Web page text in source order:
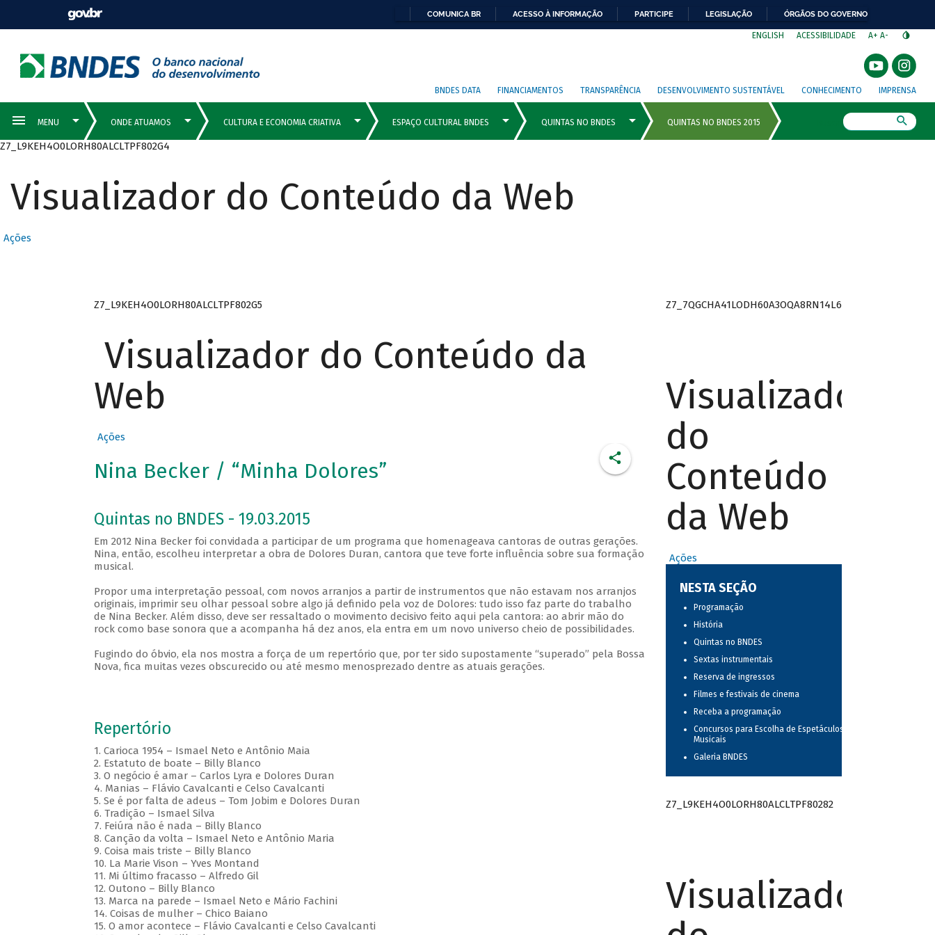
COMUNICA BR ACESSO À INFORMAÇÃO PARTICIPE LEGISLAÇÃO ÓRGÃOS DO GOVERNO
ENGLISH ACESSIBILIDADE A+ A-
BNDES DATA FINANCIAMENTOS TRANSPARÊNCIA DESENVOLVIMENTO SUSTENTÁVEL CONHECIMENTO IMPRENSA
Z7_L9KEH4O0LORH80ALCLTPF802G4
Visualizador do Conteúdo da Web
Ações
Z7_L9KEH4O0LORH80ALCLTPF802G5
Visualizador do Conteúdo da
Web
Ações
Nina Becker / “Minha Dolores”
Quintas no BNDES - 19.03.2015
Em 2012 Nina Becker foi convidada a participar de um programa que homenageava cantoras de outras gerações.
Nina, então, escolheu interpretar a obra de Dolores Duran, cantora que teve forte influência sobre sua formação
musical.
Propor uma interpretação pessoal, com novos arranjos a partir de instrumentos que não estavam nos arranjos
originais, imprimir seu olhar pessoal sobre algo já definido pela voz de Dolores: tudo isso faz parte do trabalho
de Nina Becker. Além disso, deve ser ressaltado o movimento decisivo feito aqui pela cantora: ao abrir mão do
rock como base sonora que a acompanha há dez anos, ela entra em um novo universo cheio de possibilidades.
Fugindo do óbvio, ela nos mostra a força de um repertório que, por ter sido supostamente “superado” pela Bossa
Nova, fica muitas vezes obscurecido ou até mesmo menosprezado dentre as atuais gerações.
Repertório
1. Carioca 1954 – Ismael Neto e Antônio Maia
2. Estatuto de boate – Billy Blanco
3. O negócio é amar – Carlos Lyra e Dolores Duran
4. Manias – Flávio Cavalcanti e Celso Cavalcanti
5. Se é por falta de adeus – Tom Jobim e Dolores Duran
6. Tradição – Ismael Silva
7. Feiúra não é nada – Billy Blanco
8. Canção da volta – Ismael Neto e Antônio Maria
9. Coisa mais triste – Billy Blanco
10. La Marie Vison – Yves Montand
11. Mi último fracasso – Alfredo Gil
12. Outono – Billy Blanco
13. Marca na parede – Ismael Neto e Mário Fachini
14. Coisas de mulher – Chico Baiano
15. O amor acontece – Flávio Cavalcanti e Celso Cavalcanti
Z7_7QGCHA41LODH60A3OQA8RN14L6
Visualizador
do
Conteúdo
da Web
Ações
NESTA SEÇÃO
Programação
História
Quintas no BNDES
Sextas instrumentais
Reserva de ingressos
Filmes e festivais de cinema
Receba a programação
Concursos para Escolha de Espetáculos
Musicais
Galeria BNDES
Z7_L9KEH4O0LORH80ALCLTPF80282
Visualizador